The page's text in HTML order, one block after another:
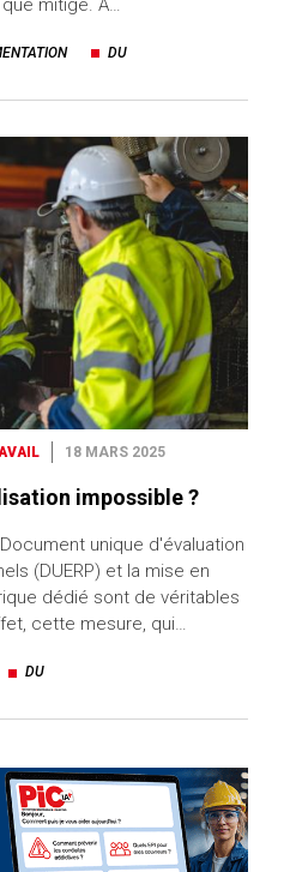
mitigé. À…
DU
18 MARS 2025
impossible ?
unique d'évaluation
(DUERP) et la mise en
dédié sont de véritables
cette mesure, qui…
DU